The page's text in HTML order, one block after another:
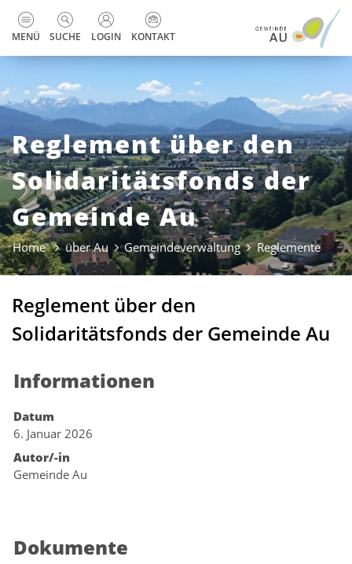
zur Startseite
Direkt zur Hauptnavigation
Direkt zum Inhalt
Direkt zur Suche
Direkt zum Stichwortverzeichnis
Kopfzeile
MENÜ SUCHE LOGIN KONTAKT
Reglement über den
Solidaritätsfonds der
Gemeinde Au
Home über Au Gemeindeverwaltung Reglemente
Reglement über den
Solidaritätsfonds der Gemeinde Au
Informationen
Datum
6. Januar 2026
Autor/-in
Gemeinde Au
Dokumente